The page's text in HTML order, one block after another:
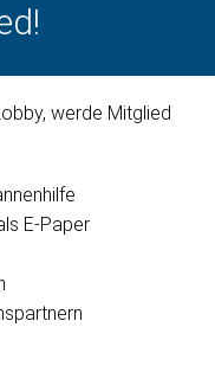
werde Mitglied
E-Paper